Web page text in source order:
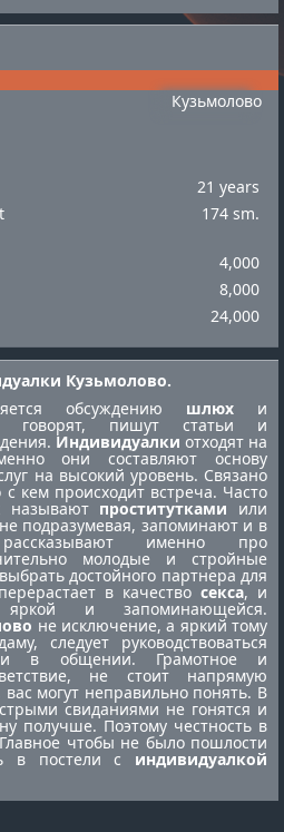
Кузьмолово
21 years
174 sm.
4,000
8,000
24,000
Кузьмолово.
обсуждению шлюх и
пишут статьи и
Индивидуалки отходят на
они составляют основу
на высокий уровень. Связано
кем происходит встреча. Часто
называют проститутками или
подразумевая, запоминают и в
именно про
молодые и стройные
достойного партнера для
в качество секса, и
яркой и запоминающейся.
не исключение, а яркий тому
следует руководствоваться
в общении. Грамотное и
не стоит напрямую
могут неправильно понять. В
свиданиями не гонятся и
получше. Поэтому честность в
Главное чтобы не было пошлости
в постели с индивидуалкой